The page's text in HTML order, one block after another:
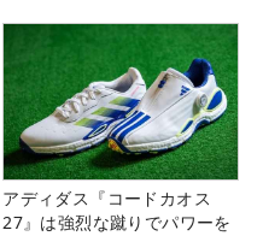
アディダス『コードカオス
27』は強烈な蹴りでパワーを